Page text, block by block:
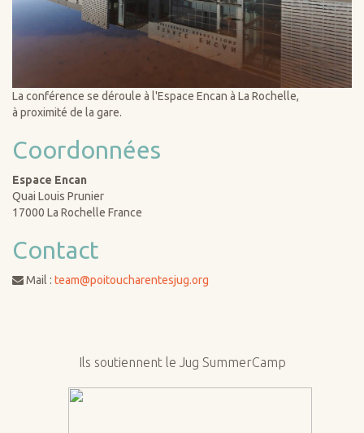
La conférence se déroule à l'Espace Encan à La Rochelle,
à proximité de la gare.
Coordonnées
Espace Encan
Quai Louis Prunier
17000 La Rochelle France
Contact
Mail : team@poitoucharentesjug.org
Ils soutiennent le Jug SummerCamp